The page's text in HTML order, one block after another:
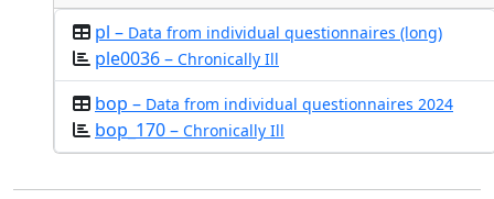
pl – Data from individual questionnaires (long)
ple0036 – Chronically Ill
bop – Data from individual questionnaires 2024
bop_170 – Chronically Ill